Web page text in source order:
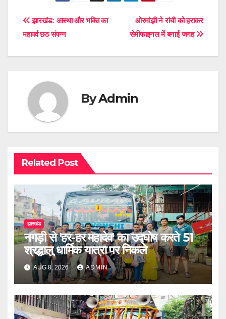
Post
navigation
ओरमांझी ने रांची को हराकर
सेमीफाइनल में बनाई जगह
झारखंड: आस्था और भक्ति का
महापर्व छठ संपन्न
ByAdmin
Related Post
झारखंड
नगड़ी से 'हर-हर महादेव' का उद्घोष करते 51
श्रद्धालु धार्मिक यात्रा पर निकले
AUG 8, 2026 ADMIN